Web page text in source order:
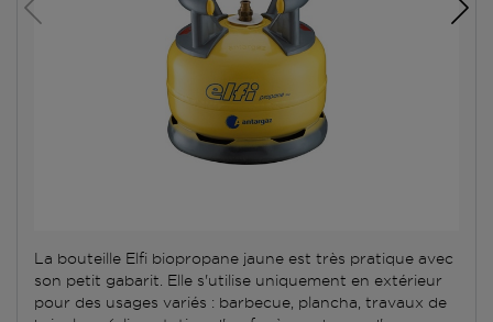
La bouteille Elfi biopropane jaune est très pratique avec
son petit gabarit. Elle s'utilise uniquement en extérieur
pour des usages variés : barbecue, plancha, travaux de